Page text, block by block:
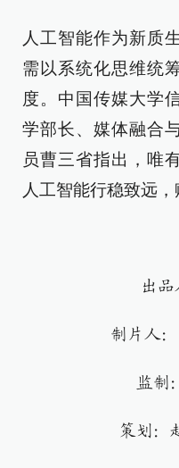
人工智能作为新质
需以系统化思维统
度。中国传媒大学
学部长、媒体融合
员曹三省指出，唯
人工智能行稳致远，
出
制片人
监制
策划：